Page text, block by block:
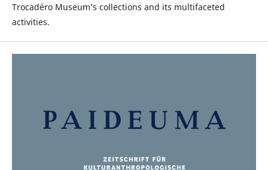
Trocadéro Museum’s collections and its multifaceted
activities.